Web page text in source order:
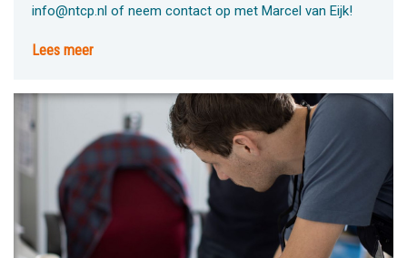
info@ntcp.nl of neem contact op met Marcel van Eijk!
Lees meer